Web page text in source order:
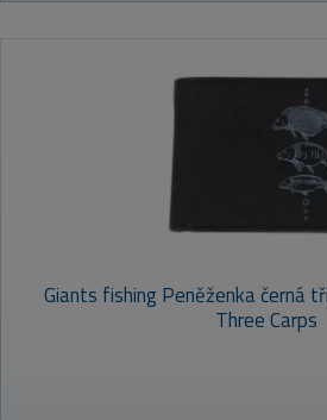
Giants fishing Peněženka černá
Three Carps